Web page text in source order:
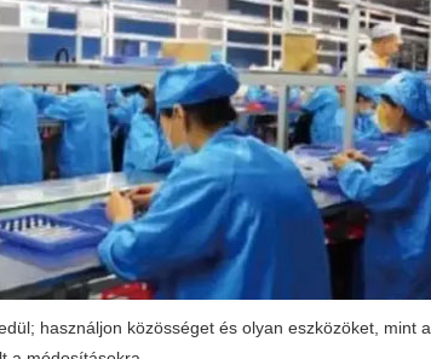
használjon közösséget és olyan eszközöket, mint a